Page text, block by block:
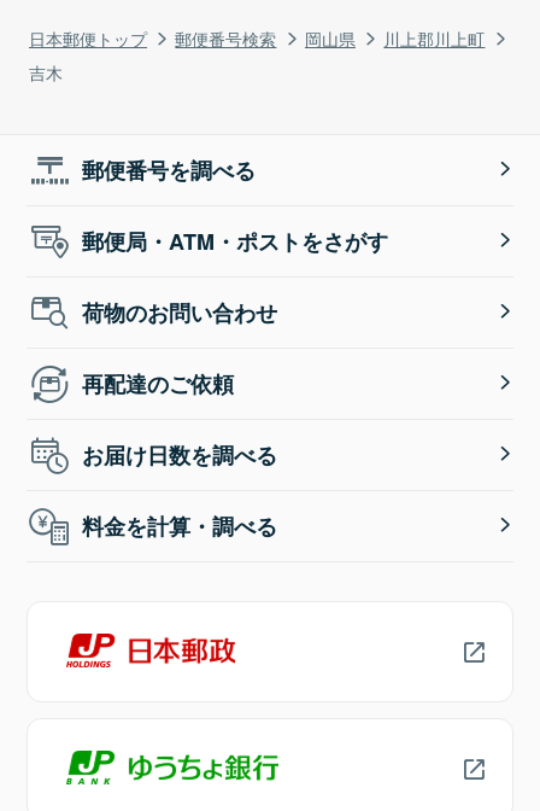
日本郵便トップ 郵便番号検索 岡山県
川上郡川上町
吉木
郵便番号を調べる
郵便局・ATM・ポストをさがす
荷物のお問い合わせ
再配達のご依頼
お届け日数を調べる
料金を計算・調べる